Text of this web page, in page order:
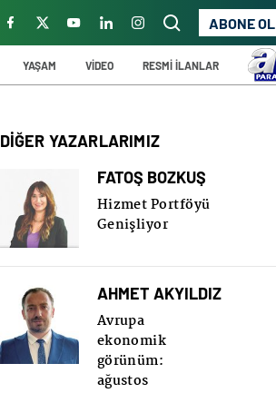
ABONE OL
YAŞAM VİDEO RESMİ İLANLAR
DİĞER YAZARLARIMIZ
FATOŞ BOZKUŞ
Hizmet Portföyü
Genişliyor
AHMET AKYILDIZ
Avrupa
ekonomik
görünüm:
ağustos